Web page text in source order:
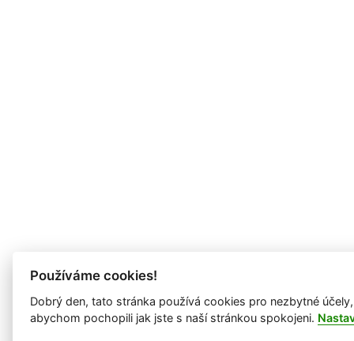
Používáme cookies!
Dobrý den, tato stránka používá cookies pro nezbytné
abychom pochopili jak jste s naší stránkou spokojeni.